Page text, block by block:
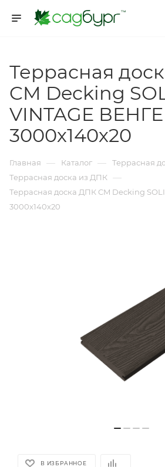
Террасная
CM Decking
VINTAGE ВЕНГЕ
3000х140х20
Главная — Каталог — Террасная
Террасная доска из ДПК —
Террасная доска ДПК CM Decking
3000х140х20
В ИЗБРАННОЕ